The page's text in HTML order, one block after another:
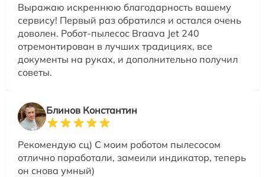
Выражаю искреннюю благодарность вашему
сервису! Первый раз обратился и остался очень
доволен. Робот-пылесос Braava Jet 240
отремонтирован в лучших традициях, все
документы на руках, и дополнительно получил
советы.
Блинов Константин
Рекомендую сц) С моим роботом пылесосом
отлично поработали, замеили индикатор, теперь
он снова умный)